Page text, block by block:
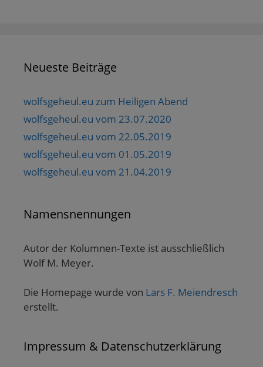
Neueste Beiträge
wolfsgeheul.eu zum Heiligen Abend
wolfsgeheul.eu vom 23.07.2020
wolfsgeheul.eu vom 22.05.2019
wolfsgeheul.eu vom 01.05.2019
wolfsgeheul.eu vom 21.04.2019
Namensnennungen
Autor der Kolumnen-Texte ist ausschließlich
Wolf M. Meyer.
Die Homepage wurde von Lars F. Meiendresch
erstellt.
Impressum & Datenschutzerklärung